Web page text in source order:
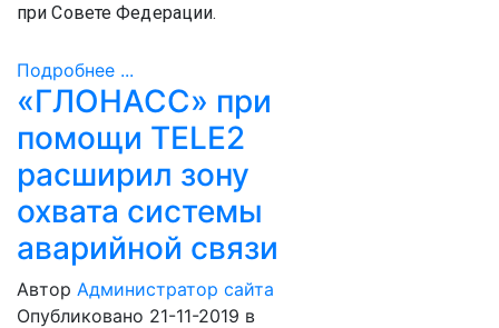
при Совете Федерации.
Подробнее ...
«ГЛОНАСС» при
помощи TELE2
расширил зону
охвата системы
аварийной связи
Автор Администратор сайта
Опубликовано 21-11-2019 в